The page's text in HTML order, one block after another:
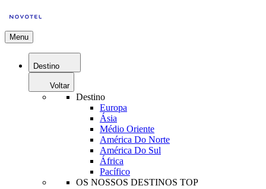
Menu
Destino
Voltar
Destino
Europa
Ásia
Médio Oriente
América Do Norte
América Do Sul
África
Pacífico
OS NOSSOS DESTINOS TOP